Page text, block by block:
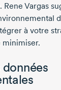
Rene Vargas
à votre
minimiser.